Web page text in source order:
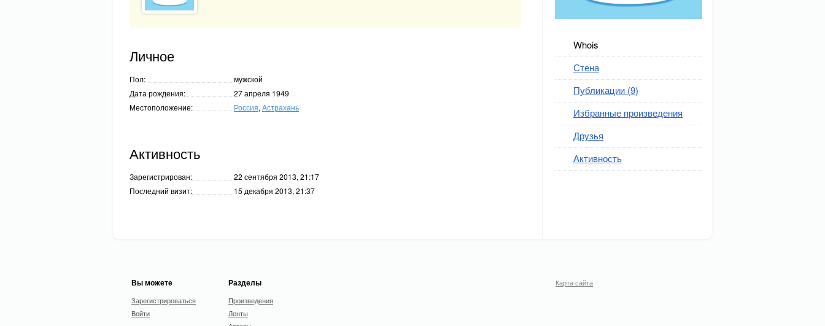
Whois
Стена
Публикации (9)
Избранные произведения
Друзья
Активность
Личное
Пол:
мужской
Дата рождения:
27 апреля 1949
Местоположение:
Россия, Астрахань
Активность
Зарегистрирован:
22 сентября 2013, 21:17
Последний визит:
15 декабря 2013, 21:37
Вы можете
Зарегистрироваться
Войти
Разделы
Произведения
Ленты
Карта сайта